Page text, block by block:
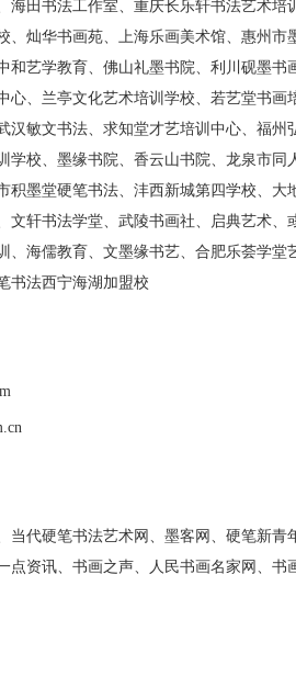
海田书法工作室、重庆长乐轩书法艺术培
、灿华书画苑、上海乐画美术馆、惠州市
艺学教育、佛山礼墨书院、利川砚墨书
心、兰亭文化艺术培训学校、若艺堂书画
汉敏文书法、求知堂才艺培训中心、福州
学校、墨缘书院、香云山书院、龙泉市同
积墨堂硬笔书法、沣西新城第四学校、大
文轩书法学堂、武陵书画社、启典艺术、
、海儒教育、文墨缘书艺、合肥乐荟学堂
书法西宁海湖加盟校
代硬笔书法艺术网、墨客网、硬笔新青
点资讯、书画之声、人民书画名家网、书